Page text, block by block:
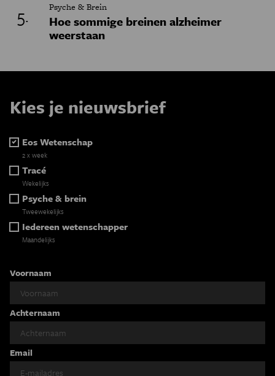
Psyche & Brein
Hoe sommige breinen alzheimer
weerstaan
Kies je nieuwsbrief
Eos Wetenschap
2 x week
Tracé
Wekelijks
Psyche & brein
Tweewekelijks
Iedereen wetenschapper
Maandelijks
Voornaam
Achternaam
Email